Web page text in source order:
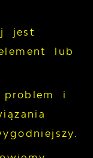
jest
lub
i